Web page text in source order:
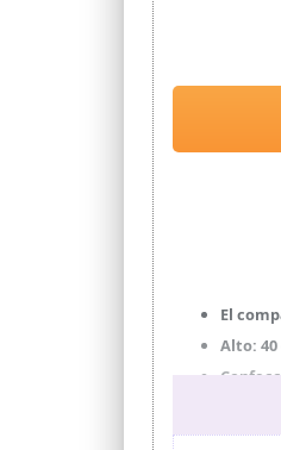
El
Alto: 40